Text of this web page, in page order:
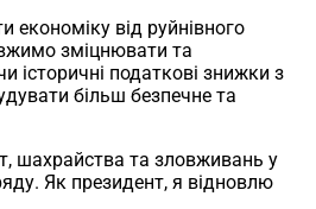
економіку від руйнівного
зміцнювати та
історичні податкові знижки з
більш безпечне та
шахрайства та зловживань у
Як президент, я відновлю